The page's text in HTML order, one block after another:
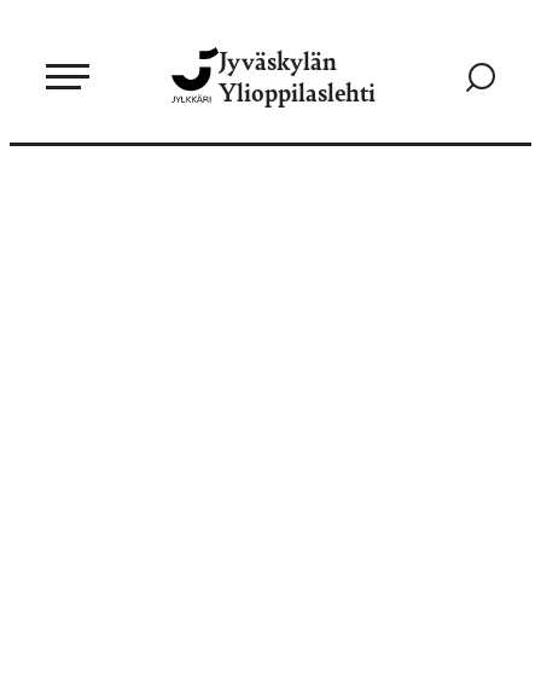
sisältöön
Jyväskylän
Ylioppilaslehti
Siirry